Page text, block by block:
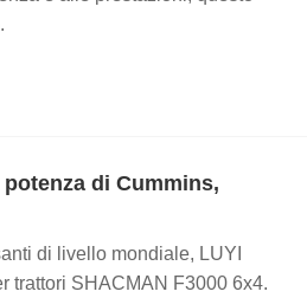
di Cummins,
di livello mondiale, LUYI
trattori SHACMAN F3000 6x4.